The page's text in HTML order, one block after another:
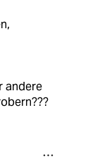
andere